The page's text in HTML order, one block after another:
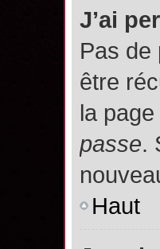
J’ai
Pas de
être
la
passe.
Haut